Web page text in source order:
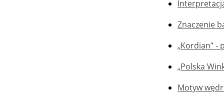
Znaczenie
„Kordian” -
„Polska
Motyw